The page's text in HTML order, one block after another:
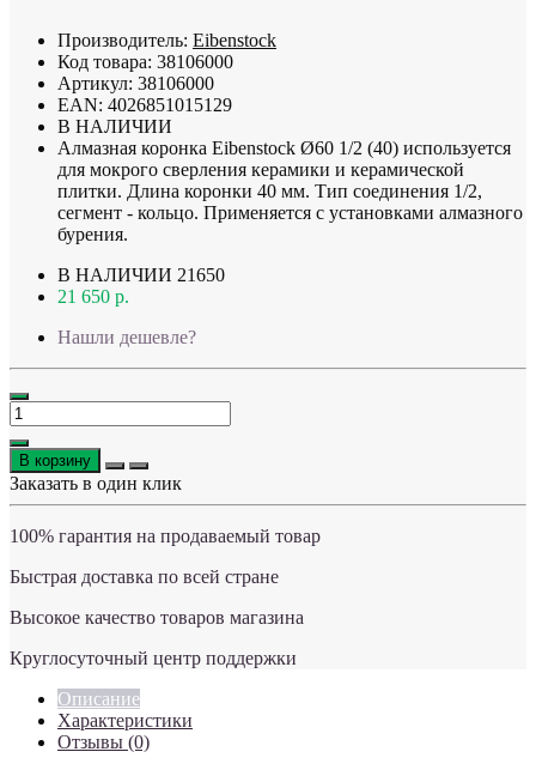
Производитель: Eibenstock
Код товара: 38106000
Артикул: 38106000
EAN: 4026851015129
В НАЛИЧИИ
Алмазная коронка Eibenstock Ø60 1/2 (40) используется
для мокрого сверления керамики и керамической
плитки. Длина коронки 40 мм. Тип соединения 1/2,
сегмент - кольцо. Применяется с установками алмазного
бурения.
В НАЛИЧИИ 21650
21 650 р.
Нашли дешевле?
В корзину
Заказать в один клик
100% гарантия на продаваемый товар
Быстрая доставка по всей стране
Высокое качество товаров магазина
Круглосуточный центр поддержки
Описание
Характеристики
Отзывы (0)